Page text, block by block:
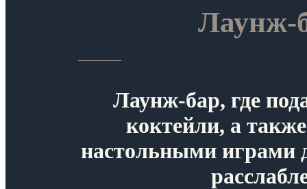
Лаунж-
Лаунж-бар, где
коктейли, а
настольными играми